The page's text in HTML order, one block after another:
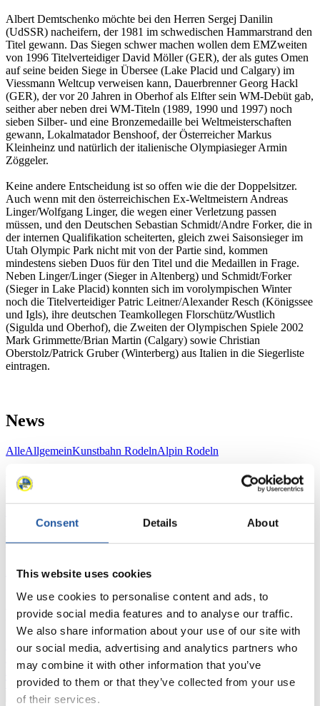
Consent Details About
This website uses cookies
We use cookies to personalise content and ads, to
provide social media features and to analyse our traffic.
We also share information about your use of our site with
our social media, advertising and analytics partners who
may combine it with other information that you’ve
provided to them or that they’ve collected from your use
of their services.
Albert Demtschenko möchte bei den Herren Sergej Danilin
(UdSSR) nacheifern, der 1981 im schwedischen Hammarstrand den
Titel gewann. Das Siegen schwer machen wollen dem EMZweiten
von 1996 Titelverteidiger David Möller (GER), der als gutes Omen
auf seine beiden Siege in Übersee (Lake Placid und Calgary) im
Viessmann Weltcup verweisen kann, Dauerbrenner Georg Hackl
(GER), der vor 20 Jahren in Oberhof als Elfter sein WM-Debüt gab,
seither aber neben drei WM-Titeln (1989, 1990 und 1997) noch
sieben Silber- und eine Bronzemedaille bei Weltmeisterschaften
gewann, Lokalmatador Benshoof, der Österreicher Markus
Kleinheinz und natürlich der italienische Olympiasieger Armin
Zöggeler.
Keine andere Entscheidung ist so offen wie die der Doppelsitzer.
Auch wenn mit den österreichischen Ex-Weltmeistern Andreas
Linger/Wolfgang Linger, die wegen einer Verletzung passen
müssen, und den Deutschen Sebastian Schmidt/Andre Forker, die in
der internen Qualifikation scheiterten, gleich zwei Saisonsieger im
Utah Olympic Park nicht mit von der Partie sind, kommen
mindestens sieben Duos für den Titel und die Medaillen in Frage.
Neben Linger/Linger (Sieger in Altenberg) und Schmidt/Forker
(Sieger in Lake Placid) konnten sich im vorolympischen Winter
noch die Titelverteidiger Patric Leitner/Alexander Resch (Königssee
und Igls), ihre deutschen Teamkollegen Florschütz/Wustlich
(Sigulda und Oberhof), die Zweiten der Olympischen Spiele 2002
Mark Grimmette/Brian Martin (Calgary) sowie Christian
Oberstolz/Patrick Gruber (Winterberg) aus Italien in die Siegerliste
eintragen.
News
AlleAllgemeinKunstbahn RodelnAlpin Rodeln
Rennkalender
Ergebnisse
Aktuell GesamtständeStatistiken
FIL LIVE TV
Live StreamingKunstbahnRodelnLive Streaming Alpin
Highlights YOG Gangwon 2024
Ergebnis-Live-Ticker Kunstbahn
Tippspiel